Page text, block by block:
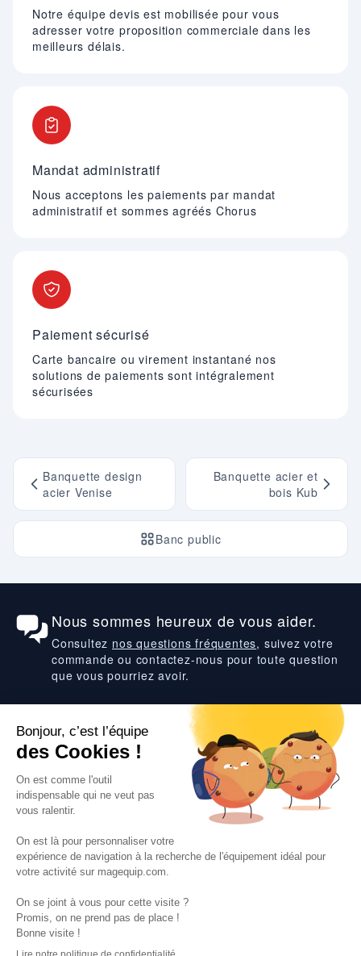
Notre équipe devis est mobilisée pour vous
adresser votre proposition commerciale dans les
meilleurs délais.
Mandat administratif
Nous acceptons les paiements par mandat
administratif et sommes agréés Chorus
Paiement sécurisé
Carte bancaire ou virement instantané nos
solutions de paiements sont intégralement
sécurisées
Banquette design
acier Venise
Banc public
Banquette acier et
bois Kub
Nous sommes heureux de vous aider.
Consultez nos questions fréquentes, suivez votre
commande ou contactez-nous pour toute question
que vous pourriez avoir.
Suivez-nous
VOS SERVICES
VOS DEMANDES
NOTRE SOCIETE